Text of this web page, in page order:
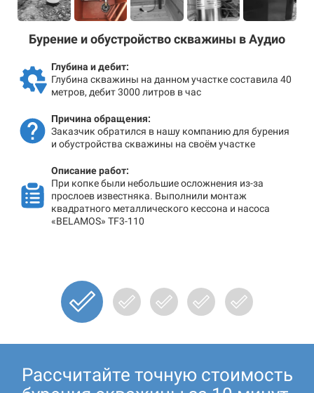
Бурение и обустройство скважины в Аудио
Глубина и дебит:
Глубина скважины на данном участке составила 40
метров, дебит 3000 литров в час
Причина обращения:
Заказчик обратился в нашу компанию для бурения
и обустройства скважины на своём участке
Описание работ:
При копке были небольшие осложнения из-за
прослоев известняка. Выполнили монтаж
квадратного металлического кессона и насоса
«BELAMOS» TF3-110
Рассчитайте точную стоимость